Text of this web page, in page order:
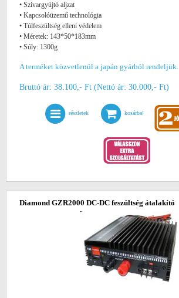
• Szivargyújtó aljzat
• Kapcsolóüzemű technológia
• Túlfeszültség elleni védelem
• Méretek: 143*50*183mm
• Súly: 1300g
A terméket közvetlenül a japán gyárból rendeljük.
Bruttó ár: 38.100,- Ft (Nettó ár: 30.000,- Ft)
részletek kosárba!
Diamond GZR2000 DC-DC feszültség átalakító